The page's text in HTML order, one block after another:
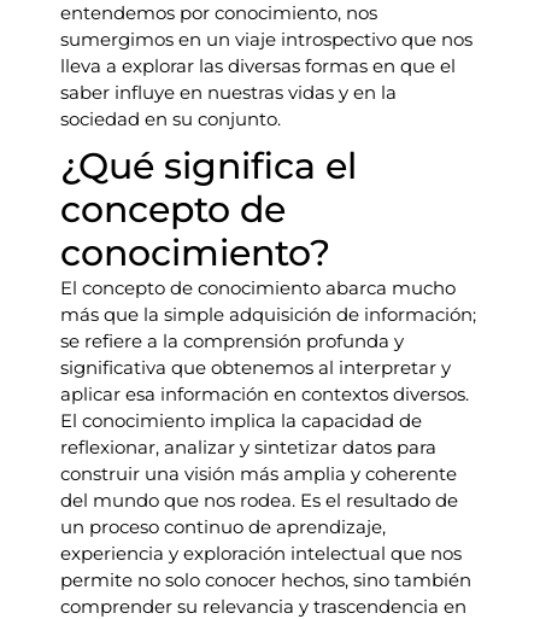
entendemos por conocimiento, nos
sumergimos en un viaje introspectivo que nos
lleva a explorar las diversas formas en que el
saber influye en nuestras vidas y en la
sociedad en su conjunto.
¿Qué significa el
concepto de
conocimiento?
El concepto de conocimiento abarca mucho
más que la simple adquisición de información;
se refiere a la comprensión profunda y
significativa que obtenemos al interpretar y
aplicar esa información en contextos diversos.
El conocimiento implica la capacidad de
reflexionar, analizar y sintetizar datos para
construir una visión más amplia y coherente
del mundo que nos rodea. Es el resultado de
un proceso continuo de aprendizaje,
experiencia y exploración intelectual que nos
permite no solo conocer hechos, sino también
comprender su relevancia y trascendencia en